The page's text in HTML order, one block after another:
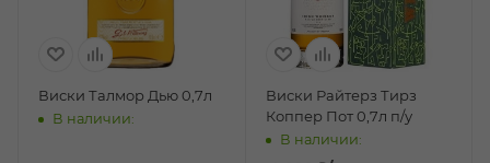
Виски Талмор Дью 0,7л
В наличии:
Виски Райтерз Тирз
Коппер Пот 0,7л п/у
В наличии: